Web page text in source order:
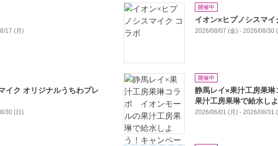
17 (月)
開催中
イオン×ヒプノシスマイ
2026/08/07 (金) - 2026/08/30
イク オリジナルうちわプレ
30 (日)
開催中
静馬レイ×果汁工房果
果汁工房果琳で給水し
2026/06/01 (月) - 2026/08/31